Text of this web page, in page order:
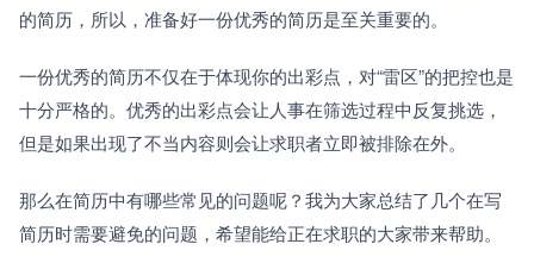
的简历，所以，准备好一份优秀的简历是至关重要的。
一份优秀的简历不仅在于体现你的出彩点，对“雷区”的把控也是
十分严格的。优秀的出彩点会让人事在筛选过程中反复挑选，
但是如果出现了不当内容则会让求职者立即被排除在外。
那么在简历中有哪些常见的问题呢？我为大家总结了几个在写
简历时需要避免的问题，希望能给正在求职的大家带来帮助。